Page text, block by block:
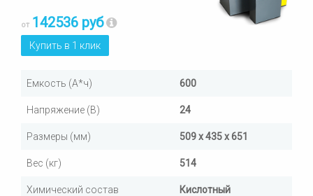
от 142536 руб
Купить в 1 клик
Емкость (А*ч) 600
Напряжение (В) 24
Размеры (мм) 509 x 435 x 651
Вес (кг) 514
Химический состав Кислотный